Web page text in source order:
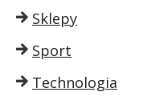
Sklepy
Sport
Technologia